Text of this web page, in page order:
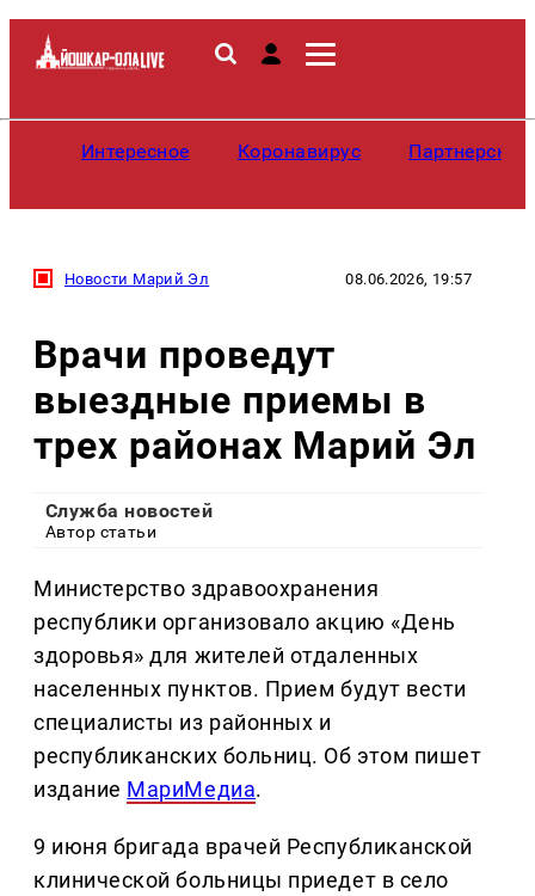
Интересное Коронавирус
Новости Марий Эл 08.06.2026, 19:57
Врачи проведут
выездные приемы в
трех районах Марий Эл
Служба новостей
Автор статьи
Министерство здравоохранения
республики организовало акцию «День
здоровья» для жителей отдаленных
населенных пунктов. Прием будут вести
специалисты из районных и
республиканских больниц. Об этом пишет
издание МариМедиа.
9 июня бригада врачей Республиканской
клинической больницы приедет в село